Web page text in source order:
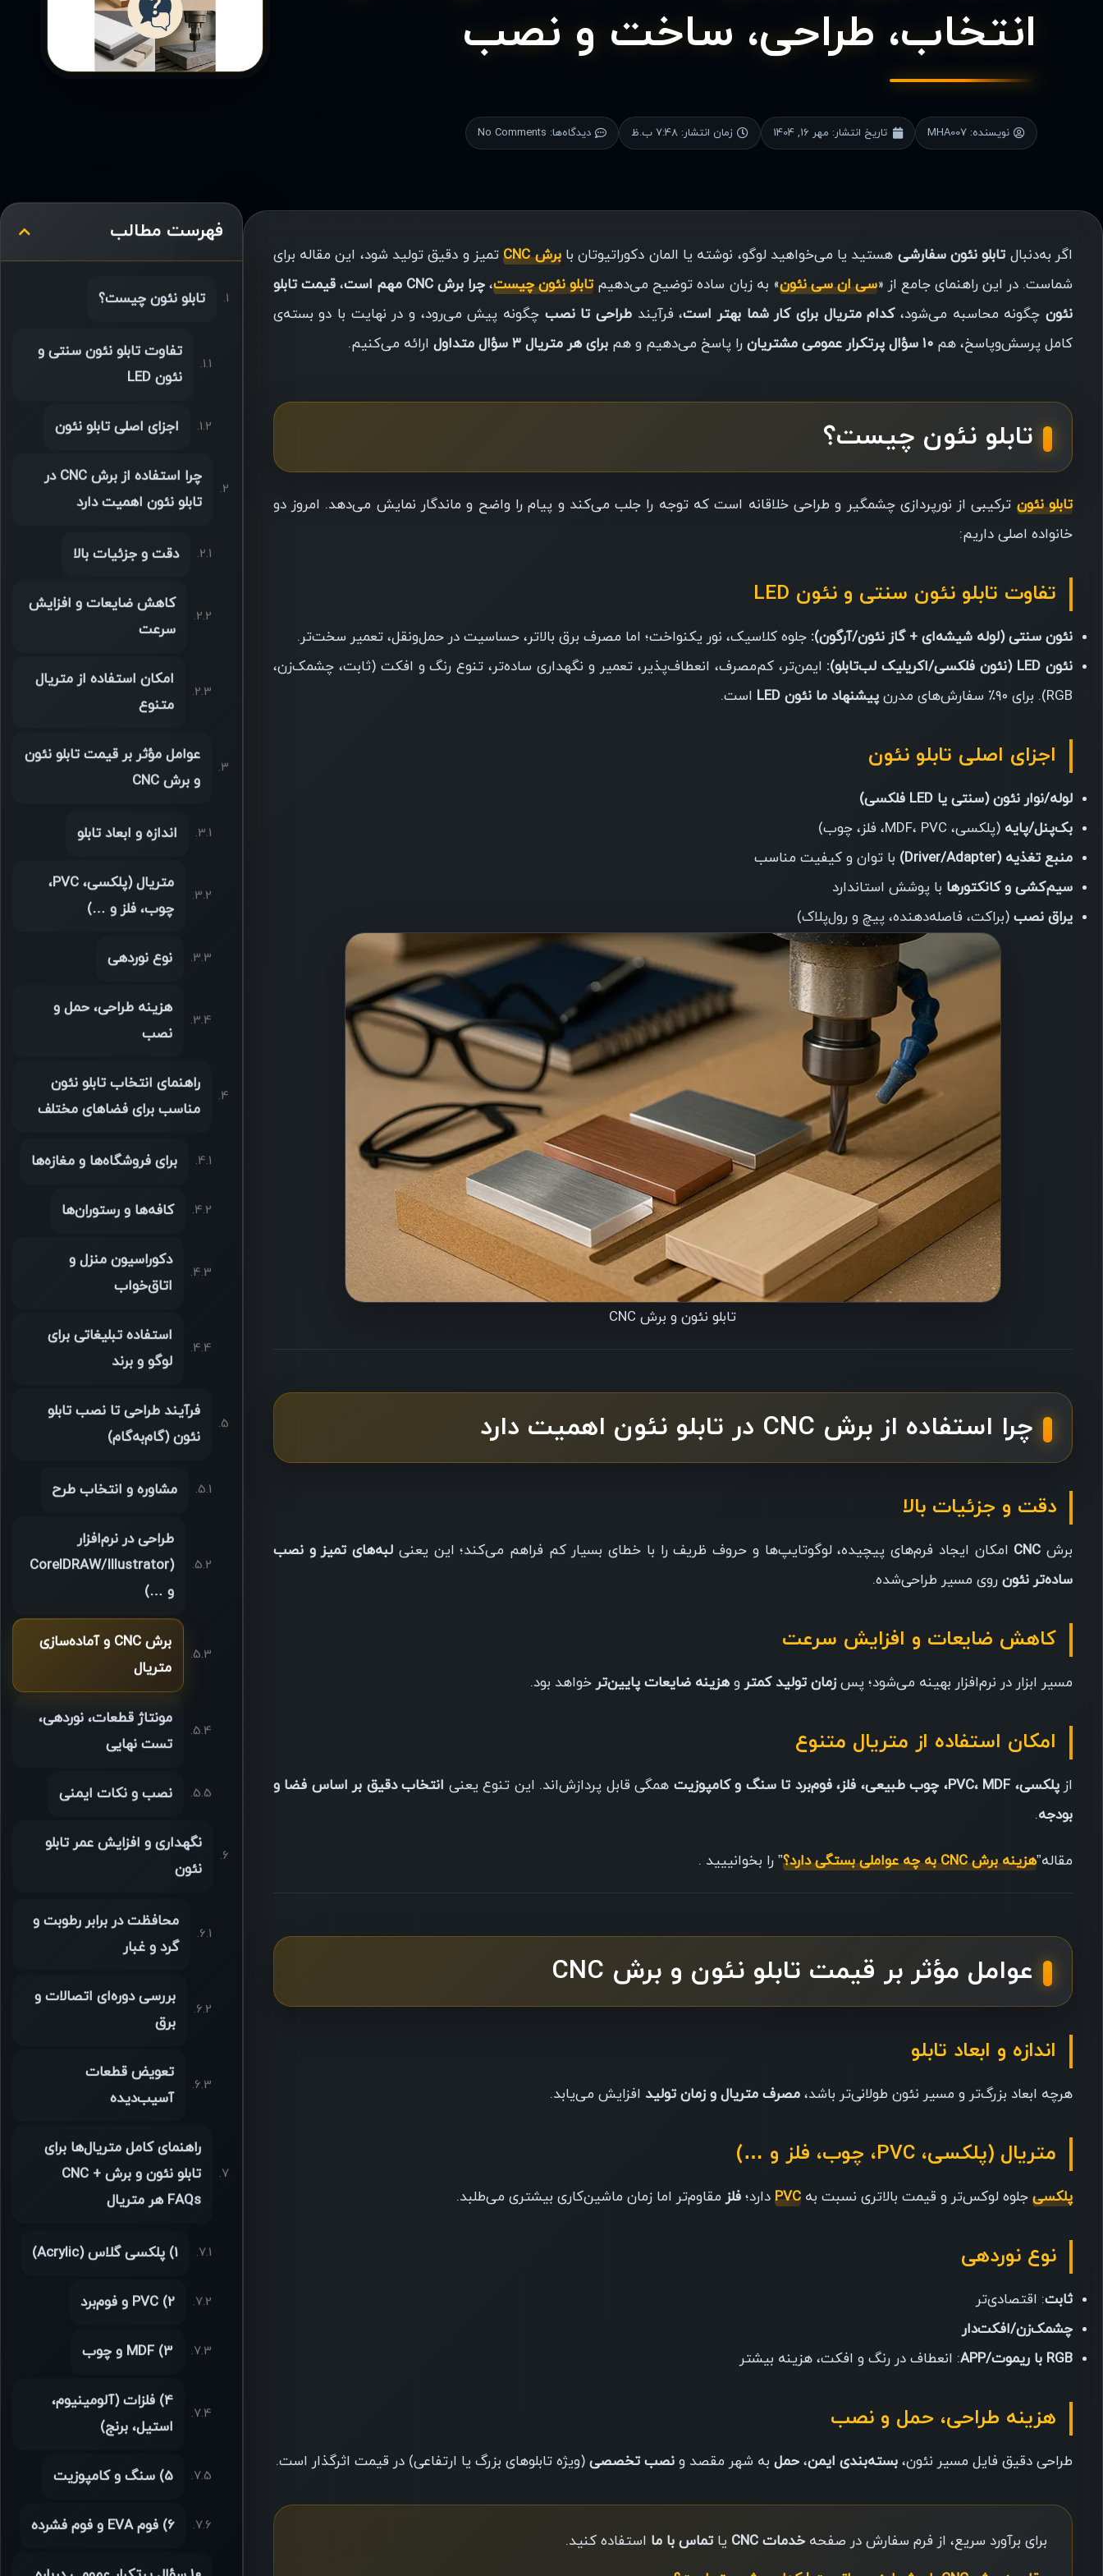
انتخاب، طراحی، ساخت و نصب
نویسنده: تاریخ انتشار: مهر 16, 1404 زمان انتشار: 7:48 ب.ظ دیدگاه‌ها:
اگر به‌دنبالتابلو نئون سفارشی هستید یا می‌خواهید لوگو، نوشته یا المان دکوراتیو‌تان بابرش CNC
تمیز و دقیق تولید شود، این مقاله برای
شماست. در این راهنمای جامع از «سی ان سی نئون» به زبان ساده توضیح می‌دهیمتابلو نئون چیست، چرا برش CNC مهم است ،قیمت تابلو
نئونچگونه محاسبه می‌شود،کدام متریال برای کار شما بهتر است، فرآیند طراحی تا نصب چگونه پیش می‌رود، و در نهایت با دو بسته‌ی
کامل پرسش‌وپاسخ، هم ۱۰ سؤال پرتکرار عمومی مشتریان را پاسخ می‌دهیم و هم برای هر متریال ۳ سؤال متداول ارائه می‌کنیم.
تابلو نئون چیست؟
تابلو نئون ترکیبی از نورپردازی چشمگیر و طراحی خلاقانه است که توجه را جلب می‌کند و پیام را واضح و ماندگار نمایش می‌دهد. امروز دو
خانواده اصلی داریم:
تفاوت تابلو نئون سنتی و نئون LED
نئون سنتی (لوله شیشه‌ای + گاز نئون/آرگون): جلوه کلاسیک، نور یکنواخت؛ اما مصرف برق بالاتر، حساسیت در حمل‌ونقل، تعمیر سخت‌تر.
نئون LED (نئون فلکسی/اکریلیک لب‌تابلو):
ایمن‌تر، کم‌مصرف، انعطاف‌پذیر، تعمیر و نگهداری ساده‌تر، تنوع رنگ و افکت (ثابت، چشمک‌زن،
RGB). برای ۹۰٪ سفارش‌های مدرن
پیشنهاد ما نئون LED است.
اجزای اصلی تابلو نئون
لوله/نوار نئون (سنتی یا LED فلکسی)
بک‌پنل/پایه (پلکسی، MDF، PVC، فلز، چوب)
منبع تغذیه (Driver/Adapter)
با توان و کیفیت مناسب
سیم‌کشی و کانکتورها با پوشش استاندارد
یراق نصب (براکت، فاصله‌دهنده، پیچ و رول‌پلاک)
تابلو نئون و برش CNC
چرا استفاده از برش CNC در تابلو نئون اهمیت دارد
دقت و جزئیات بالا
برش CNC امکان ایجاد فرم‌های پیچیده، لوگوتایپ‌ها و حروف ظریف را با خطای بسیار کم فراهم می‌کند؛ این یعنی لبه‌های تمیز و نصب
ساده‌تر نئون روی مسیر طراحی‌شده.
کاهش ضایعات و افزایش سرعت
مسیر ابزار در نرم‌افزار بهینه می‌شود؛ پسزمان تولید کمترو هزینه ضایعات پایین‌ترخواهد بود.
امکان استفاده از متریال متنوع
ازپلکسی، PVC، MDF، چوب طبیعی، فلز، فوم‌برد تا سنگ و کامپوزیت همگی قابل پردازش‌اند. این تنوع یعنی انتخاب دقیق بر اساس فضا و
بودجه.
مقاله”هزینه برش CNC به چه عواملی بستگی دارد؟ ” را بخوانییید .
عوامل مؤثر بر قیمت تابلو نئون و برش CNC
اندازه و ابعاد تابلو
هرچه ابعاد بزرگ‌تر و مسیر نئون طولانی‌تر باشد، مصرف متریال و زمان تولید افزایش می‌یابد.
متریال (پلکسی، PVC، چوب، فلز و …)
پلکسی جلوه لوکس‌تر و قیمت بالاتری نسبت به PVC دارد؛ فلزمقاوم‌تر اما زمان ماشین‌کاری بیشتری می‌طلبد.
نوع نوردهی
ثابت: اقتصادی‌تر
چشمک‌زن/افکت‌دار
RGB با ریموت/APP
: انعطاف در رنگ و افکت، هزینه بیشتر
هزینه طراحی، حمل و نصب
طراحی دقیق فایل مسیر نئون، بسته‌بندی ایمن، حمل به شهر مقصد و نصب تخصصی (ویژه تابلوهای بزرگ یا ارتفاعی) در قیمت اثرگذار است.
برای برآورد سریع، از فرم سفارش در صفحه خدمات CNC یاتماس با ما استفاده کنید.
فهرست مطالب
تابلو نئون چیست؟
تفاوت تابلو نئون سنتی و
نئون LED
اجزای اصلی تابلو نئون
چرا استفاده از برش CNC در
تابلو نئون اهمیت دارد
دقت و جزئیات بالا
کاهش ضایعات و افزایش
سرعت
امکان استفاده از متریال
متنوع
عوامل مؤثر بر قیمت تابلو نئون
و برش CNC
اندازه و ابعاد تابلو
متریال (پلکسی، PVC،
چوب، فلز و …)
نوع نوردهی
هزینه طراحی، حمل و
نصب
راهنمای انتخاب تابلو نئون
مناسب برای فضاهای مختلف
برای فروشگاه‌ها و مغازه‌ها
کافه‌ها و رستوران‌ها
دکوراسیون منزل و
اتاق‌خواب
استفاده تبلیغاتی برای
لوگو و برند
فرآیند طراحی تا نصب تابلو
نئون (گام‌به‌گام)
مشاوره و انتخاب طرح
طراحی در نرم‌افزار
(CorelDRAW/Illustrator
و …)
برش CNC و آماده‌سازی
متریال
مونتاژ قطعات، نوردهی،
تست نهایی
نصب و نکات ایمنی
نگهداری و افزایش عمر تابلو
نئون
محافظت در برابر رطوبت و
گرد و غبار
بررسی دوره‌ای اتصالات و
برق
تعویض قطعات
آسیب‌دیده
راهنمای کامل متریال‌ها برای
تابلو نئون و برش CNC +
FAQs هر متریال
1) پلکسی گلاس (Acrylic)
2) PVC و فوم‌برد
3) MDF و چوب
4) فلزات (آلومینیوم،
استیل، برنج)
5) سنگ و کامپوزیت
6) فوم EVA و فوم فشرده